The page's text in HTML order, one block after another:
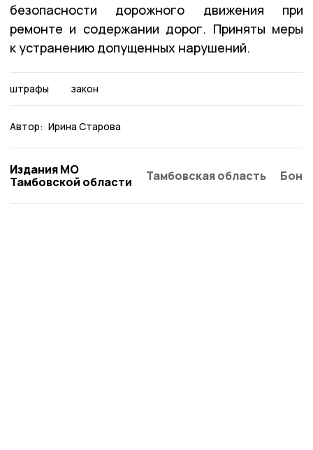
безопасности дорожного движения при
ремонте и содержании дорог. Приняты меры
к устранению допущенных нарушений.
штрафы закон
Автор: Ирина Старова
Издания МО
Тамбовской области
Тамбовская область